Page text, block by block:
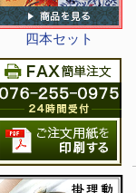
四本セット